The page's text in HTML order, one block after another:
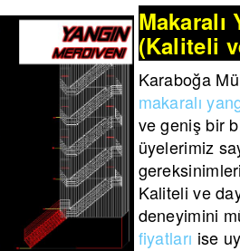
Makaralı
(Kaliteli
Karaboğa
makaralı
ve geniş bir
üyelerimiz
Kaliteli ve
deneyimini
fiyatları ise